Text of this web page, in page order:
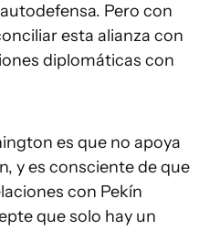
Pero con
esta alianza con
diplomáticas con
es que no apoya
y es consciente de que
con Pekín
que solo hay un